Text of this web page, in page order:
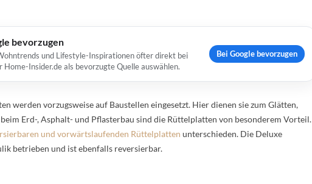
bevorzugen
und Lifestyle-Inspirationen öfter direkt bei
Insider.de als bevorzugte Quelle auswählen.
Bei Google bevorzugen
werden vorzugsweise auf Baustellen eingesetzt. Hier dienen sie zum Glätten,
Erd-, Asphalt- und Pflasterbau sind die Rüttelplatten von besonderem Vorteil.
und vorwärtslaufenden Rüttelplatten unterschieden. Die Deluxe
betrieben und ist ebenfalls reversierbar.